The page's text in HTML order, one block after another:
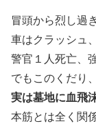
冒頭から烈し過
車はクラッシュ
警官１人死亡、
でもこのくだり、
実は墓地に血飛
本筋とは全く関